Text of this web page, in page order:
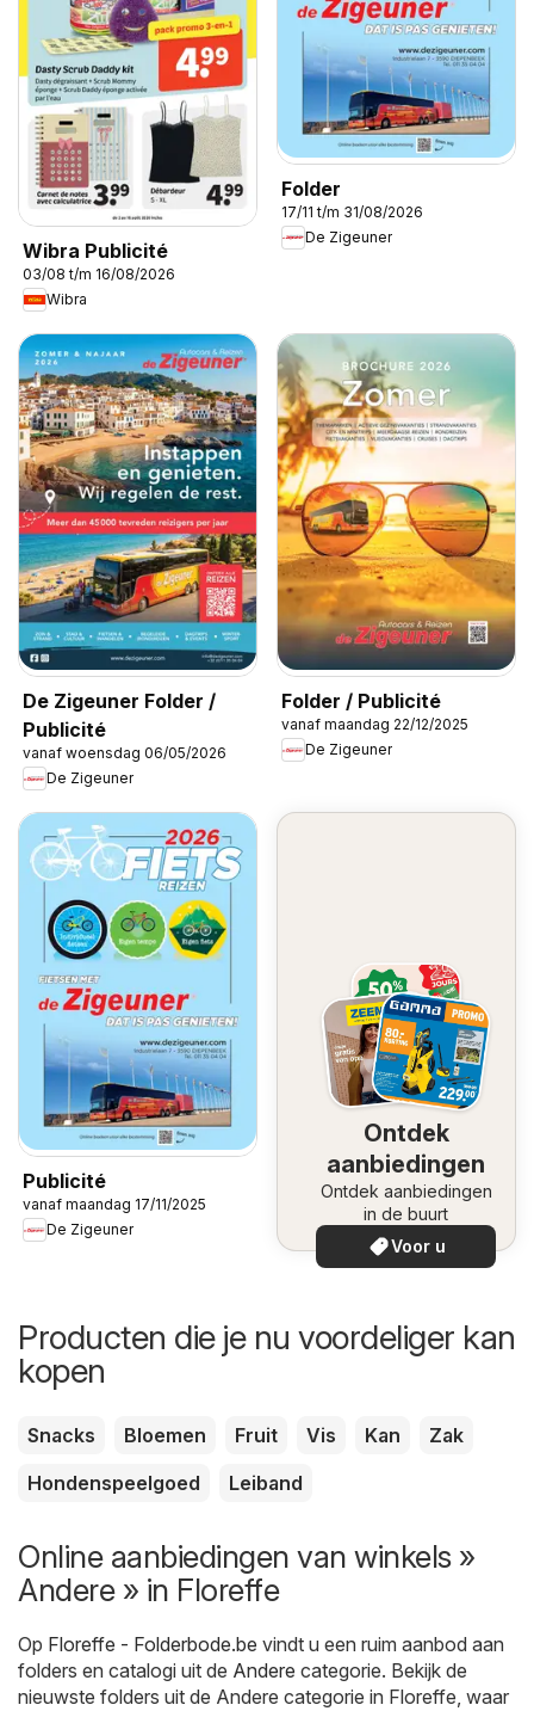
Wibra Publicité
03/08 t/m 16/08/2026
Wibra
Folder
17/11 t/m 31/08/2026
De Zigeuner
De Zigeuner Folder /
Publicité
vanaf woensdag 06/05/2026
De Zigeuner
Folder / Publicité
vanaf maandag 22/12/2025
De Zigeuner
Publicité
vanaf maandag 17/11/2025
De Zigeuner
Ontdek
aanbiedingen
Ontdek aanbiedingen
in de buurt
Voor u
Producten die je nu voordeliger kan
kopen
Snacks Bloemen Fruit Vis Kan
Zak
Hondenspeelgoed
Leiband
Online aanbiedingen van winkels »
Andere » in Floreffe
Op Floreffe - Folderbode.be vindt u een ruim aanbod aan
folders en catalogi uit de Andere categorie. Bekijk de
nieuwste folders uit de Andere categorie in Floreffe, waar